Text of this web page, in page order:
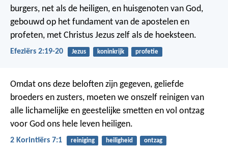
burgers, net als de heiligen, en huisgenoten van God,
gebouwd op het fundament van de apostelen en
profeten, met Christus Jezus zelf als de hoeksteen.
Efeziërs 2:19-20 Jezus koninkrijk profetie
Omdat ons deze beloften zijn gegeven, geliefde
broeders en zusters, moeten we onszelf reinigen van
alle lichamelijke en geestelijke smetten en vol ontzag
voor God ons hele leven heiligen.
2 Korintiërs 7:1 reiniging heiligheid ontzag